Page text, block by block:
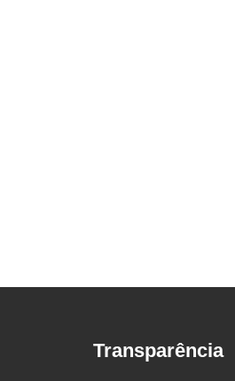
Transparência